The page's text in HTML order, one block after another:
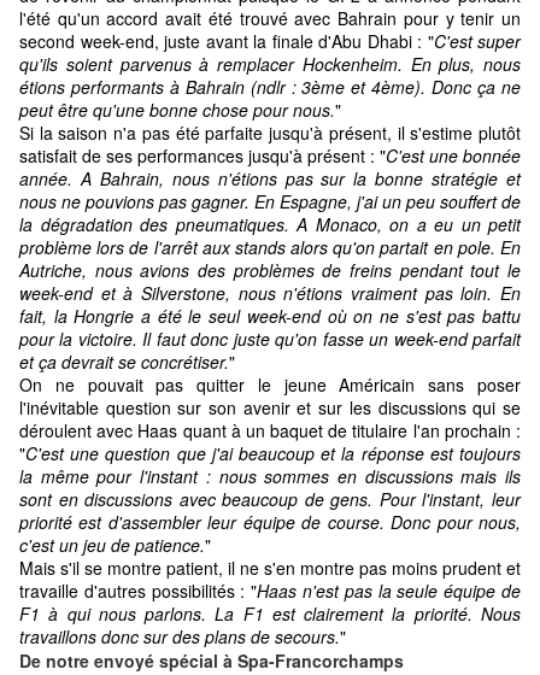
l'été qu'un accord avait été trouvé avec Bahrain pour y tenir un
second week-end, juste avant la finale d'Abu Dhabi : "C'est super
qu'ils soient parvenus à remplacer Hockenheim. En plus, nous
étions performants à Bahrain (ndlr : 3ème et 4ème). Donc ça ne
peut être qu'une bonne chose pour nous."
Si la saison n'a pas été parfaite jusqu'à présent, il s'estime plutôt
satisfait de ses performances jusqu'à présent : "C'est une bonnée
année. A Bahrain, nous n'étions pas sur la bonne stratégie et
nous ne pouvions pas gagner. En Espagne, j'ai un peu souffert de
la dégradation des pneumatiques. A Monaco, on a eu un petit
problème lors de l'arrêt aux stands alors qu'on partait en pole. En
Autriche, nous avions des problèmes de freins pendant tout le
week-end et à Silverstone, nous n'étions vraiment pas loin. En
fait, la Hongrie a été le seul week-end où on ne s'est pas battu
pour la victoire. Il faut donc juste qu'on fasse un week-end parfait
et ça devrait se concrétiser."
On ne pouvait pas quitter le jeune Américain sans poser
l'inévitable question sur son avenir et sur les discussions qui se
déroulent avec Haas quant à un baquet de titulaire l'an prochain :
"C'est une question que j'ai beaucoup et la réponse est toujours
la même pour l'instant : nous sommes en discussions mais ils
sont en discussions avec beaucoup de gens. Pour l'instant, leur
priorité est d'assembler leur équipe de course. Donc pour nous,
c'est un jeu de patience."
Mais s'il se montre patient, il ne s'en montre pas moins prudent et
travaille d'autres possibilités : "Haas n'est pas la seule équipe de
F1 à qui nous parlons. La F1 est clairement la priorité. Nous
travaillons donc sur des plans de secours."
De notre envoyé spécial à Spa-Francorchamps